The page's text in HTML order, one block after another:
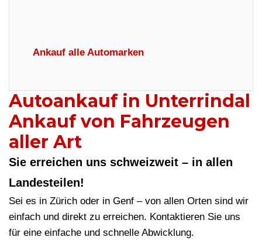
Ankauf alle Automarken
Autoankauf in Unterrindal
Ankauf von Fahrzeugen
aller Art
Sie erreichen uns schweizweit – in allen
Landesteilen!
Sei es in Zürich oder in Genf – von allen Orten sind wir
einfach und direkt zu erreichen. Kontaktieren Sie uns
für eine einfache und schnelle Abwicklung.